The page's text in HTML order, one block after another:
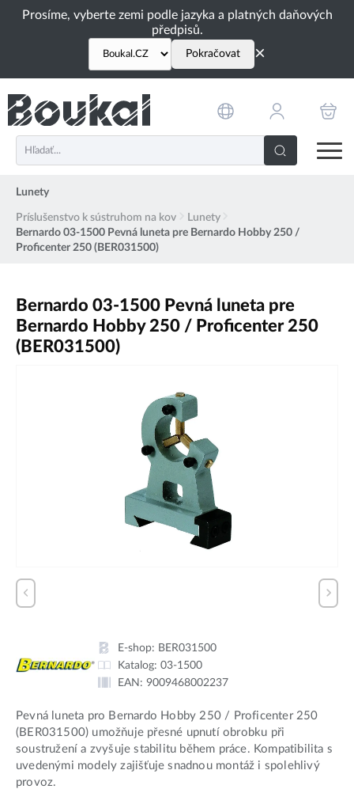
Prosíme, vyberte zemi podle jazyka a platných daňových
předpisů.
Pokračovat ×
Lunety
Príslušenstvo k sústruhom na kov
Lunety
Bernardo 03-1500 Pevná luneta pre Bernardo Hobby 250 /
Proficenter 250 (BER031500)
Bernardo 03-1500 Pevná luneta pre
Bernardo Hobby 250 / Proficenter 250
(BER031500)
E-shop: BER031500
Katalog: 03-1500
EAN: 9009468002237
Pevná luneta pro Bernardo Hobby 250 / Proficenter 250
(BER031500) umožňuje přesné upnutí obrobku při
soustružení a zvyšuje stabilitu během práce. Kompatibilita s
uvedenými modely zajišťuje snadnou montáž i spolehlivý
provoz.